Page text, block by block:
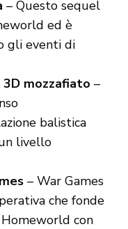
– Questo sequel
ed è
gli eventi di
mozzafiato –
balistica
livello
– War Games
che fonde
Homeworld con